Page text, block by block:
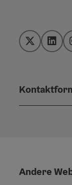
Twitter
Andere